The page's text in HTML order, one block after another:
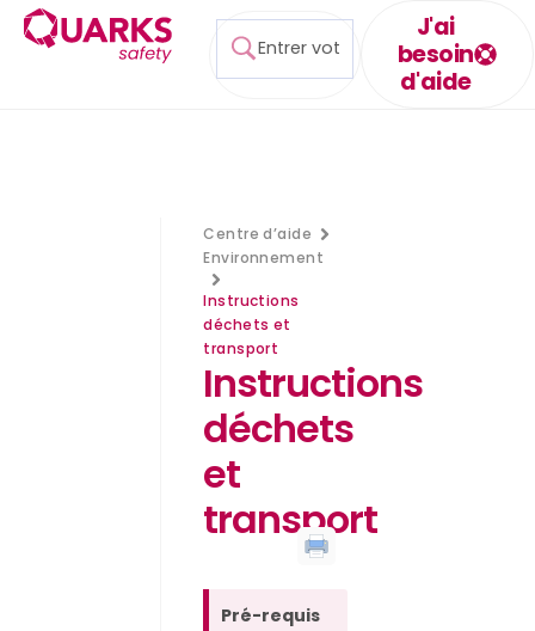
J'ai
besoin
d'aide
Centre d’aide
Environnement
Instructions
déchets et
transport
Instructions
déchets
et
transport
Pré-requis